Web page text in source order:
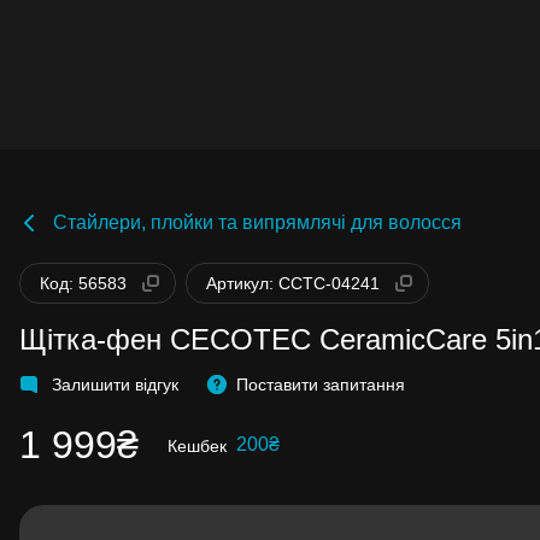
Стайлери, плойки та випрямлячі для волосся
Код: 56583 Артикул: CCTC-04241
Щітка-фен CECOTEC CeramicCare
Залишити відгук Поставити запитання
1 999₴ Кешбек 200₴
Бонуси стають активними через 14 днів
після покупки.
Баланс можна перевірити у особистому
кабінеті в розділі «Мої бонуси».
Накопиченими бонусами можна
99% вартості наступної покупки: